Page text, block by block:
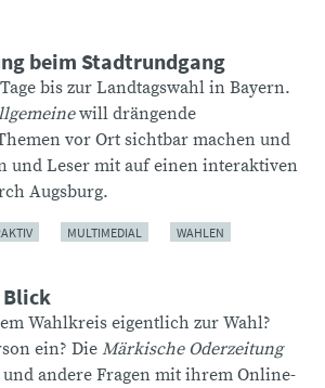
beim Stadtrundgang
bis zur Landtagswahl in Bayern.
will drängende
vor Ort sichtbar machen und
und Leser mit auf einen interaktiven
Augsburg.
MULTIMEDIAL WAHLEN
Blick
Wahlkreis eigentlich zur Wahl?
ein? Die Märkische Oderzeitung
andere Fragen mit ihrem Online-